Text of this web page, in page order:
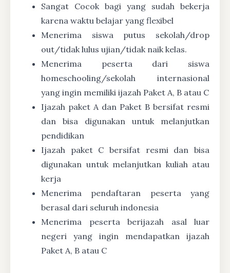
Sangat Cocok bagi yang sudah bekerja
karena waktu belajar yang flexibel
Menerima siswa putus sekolah/drop
out/tidak lulus ujian/tidak naik kelas.
Menerima peserta dari siswa
homeschooling/sekolah internasional
yang ingin memiliki ijazah Paket A, B atau C
Ijazah paket A dan Paket B bersifat resmi
dan bisa digunakan untuk melanjutkan
pendidikan
Ijazah paket C bersifat resmi dan bisa
digunakan untuk melanjutkan kuliah atau
kerja
Menerima pendaftaran peserta yang
berasal dari seluruh indonesia
Menerima peserta berijazah asal luar
negeri yang ingin mendapatkan ijazah
Paket A, B atau C